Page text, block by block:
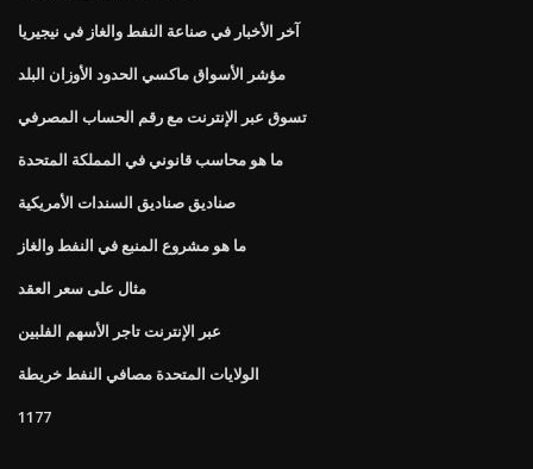
آخر الأخبار في صناعة النفط والغاز في نيجيريا
مؤشر الأسواق ماكسي الحدود الأوزان البلد
تسوق عبر الإنترنت مع رقم الحساب المصرفي
ما هو محاسب قانوني في المملكة المتحدة
صناديق صناديق السندات الأمريكية
ما هو مشروع المنبع في النفط والغاز
مثال على سعر العقد
عبر الإنترنت تاجر الأسهم الفلبين
الولايات المتحدة مصافي النفط خريطة
1177